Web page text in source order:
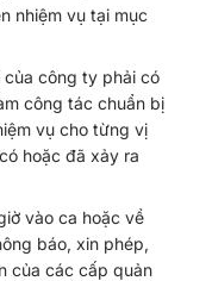
nhiệm vụ tại mục
của công ty phải có
công tác chuẩn bị
vụ cho từng vị
hoặc đã xảy ra
vào ca hoặc về
báo, xin phép,
của các cấp quản